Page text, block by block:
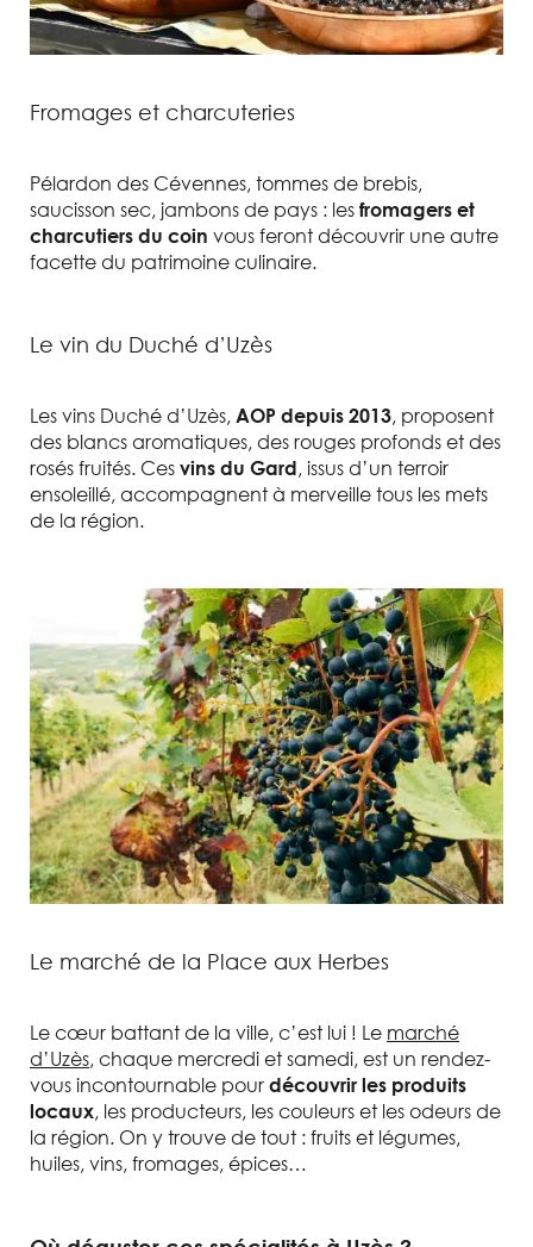
Fromages et charcuteries
Pélardon des Cévennes, tommes de brebis,
saucisson sec, jambons de pays : les fromagers et
charcutiers du coin vous feront découvrir une autre
facette du patrimoine culinaire.
Le vin du Duché d’Uzès
Les vins Duché d’Uzès, AOP depuis 2013, proposent
des blancs aromatiques, des rouges profonds et des
rosés fruités. Ces vins du Gard, issus d’un terroir
ensoleillé, accompagnent à merveille tous les mets
de la région.
Le marché de la Place aux Herbes
Le cœur battant de la ville, c’est lui ! Le marché
d’Uzès, chaque mercredi et samedi, est un rendez-
vous incontournable pour découvrir les produits
locaux, les producteurs, les couleurs et les odeurs de
la région. On y trouve de tout : fruits et légumes,
huiles, vins, fromages, épices…